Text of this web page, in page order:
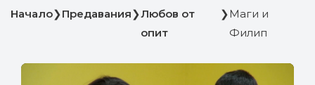
Начало❯Предавания❯Любов от
опит
❯Маги и
Филип